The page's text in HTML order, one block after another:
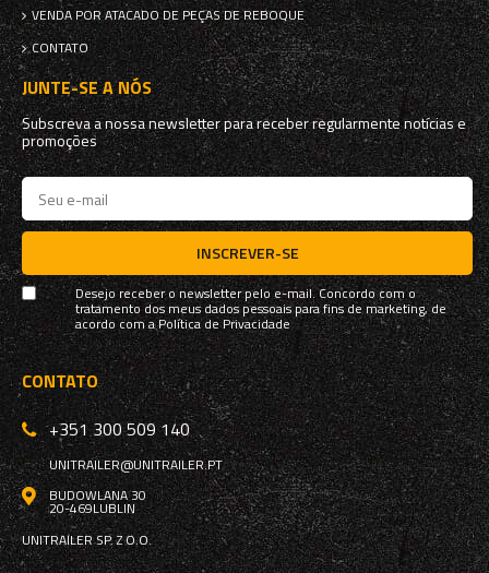
VENDA POR ATACADO DE PEÇAS DE REBOQUE
CONTATO
JUNTE-SE A NÓS
Subscreva a nossa newsletter para receber regularmente notícias e
promoções
INSCREVER-SE
Desejo receber o newsletter pelo e-mail. Concordo com o
tratamento dos meus dados pessoais para fins de marketing, de
acordo com aPolítica de Privacidade
CONTATO
+351 300 509 140
UNITRAILER@UNITRAILER.PT
BUDOWLANA 30
20-469LUBLIN
UNITRAILER SP. Z O.O.